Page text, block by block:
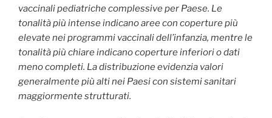
vaccinali pediatriche complessive per Paese. Le
tonalità più intense indicano aree con coperture più
elevate nei programmi vaccinali dell’infanzia, mentre le
tonalità più chiare indicano coperture inferiori o dati
meno completi. La distribuzione evidenzia valori
generalmente più alti nei Paesi con sistemi sanitari
maggiormente strutturati.